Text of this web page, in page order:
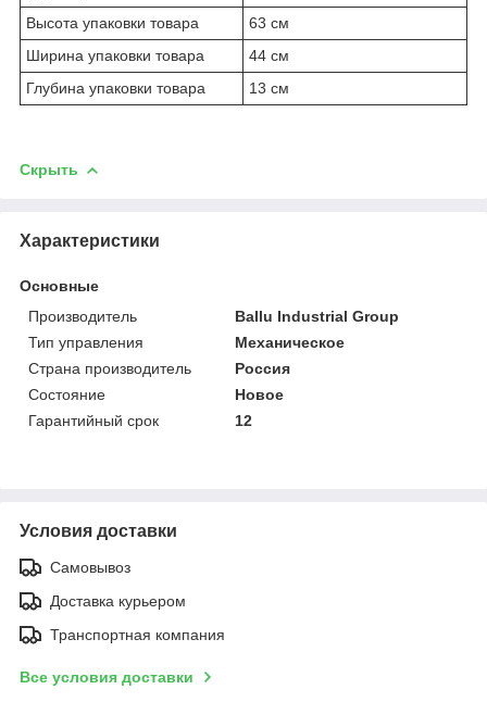
Высота упаковки товара
63 см
Ширина упаковки товара
44 см
Глубина упаковки товара
13 см
Скрыть
Характеристики
Основные
Производитель
Ballu Industrial Group
Тип управления
Механическое
Страна производитель
Россия
Состояние
Новое
Гарантийный срок
12
Условия доставки
Самовывоз
Доставка курьером
Транспортная компания
Все условия доставки